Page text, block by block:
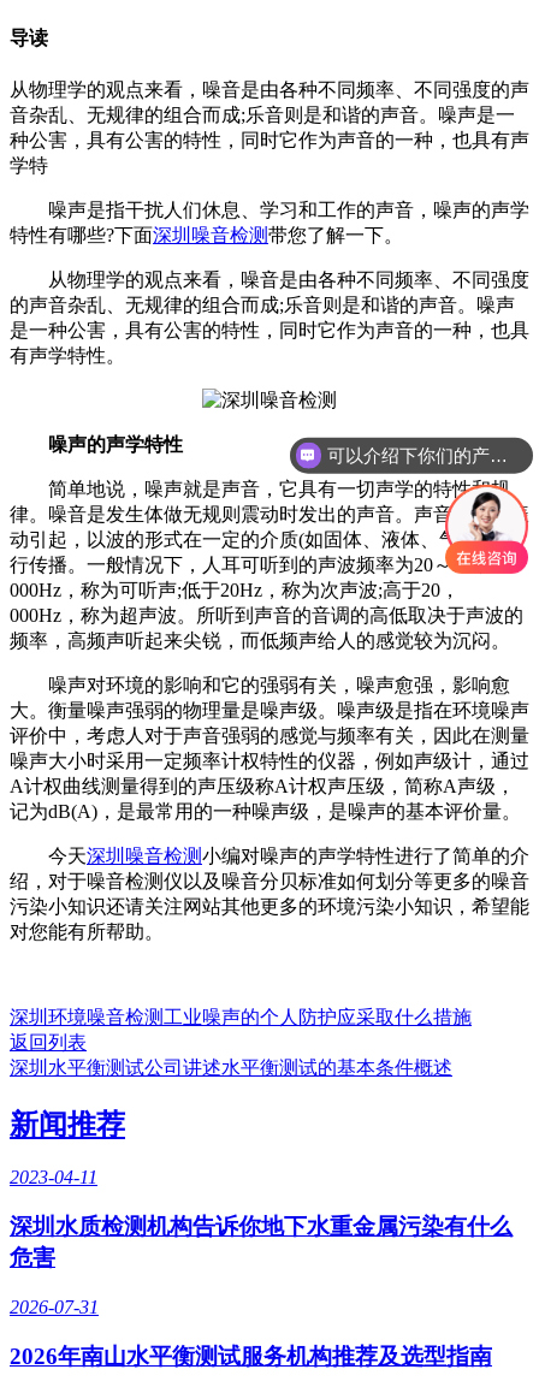
导读
从物理学的观点来看，噪音是由各种不同频率、不同强度的声
音杂乱、无规律的组合而成;乐音则是和谐的声音。噪声是一
种公害，具有公害的特性，同时它作为声音的一种，也具有声
学特
噪声是指干扰人们休息、学习和工作的声音，噪声的声学
特性有哪些?下面深圳噪音检测带您了解一下。
从物理学的观点来看，噪音是由各种不同频率、不同强度
的声音杂乱、无规律的组合而成;乐音则是和谐的声音。噪声
是一种公害，具有公害的特性，同时它作为声音的一种，也具
有声学特性。
噪声的声学特性
简单地说，噪声就是声音，它具有一切声学的特性和规
律。噪音是发生体做无规则震动时发出的声音。声音由物体振
动引起，以波的形式在一定的介质(如固体、液体、气体)中进
行传播。一般情况下，人耳可听到的声波频率为20～20，
000Hz，称为可听声;低于20Hz，称为次声波;高于20，
000Hz，称为超声波。所听到声音的音调的高低取决于声波的
频率，高频声听起来尖锐，而低频声给人的感觉较为沉闷。
噪声对环境的影响和它的强弱有关，噪声愈强，影响愈
大。衡量噪声强弱的物理量是噪声级。噪声级是指在环境噪声
评价中，考虑人对于声音强弱的感觉与频率有关，因此在测量
噪声大小时采用一定频率计权特性的仪器，例如声级计，通过
A计权曲线测量得到的声压级称A计权声压级，简称A声级，
记为dB(A)，是最常用的一种噪声级，是噪声的基本评价量。
今天深圳噪音检测小编对噪声的声学特性进行了简单的介
绍，对于噪音检测仪以及噪音分贝标准如何划分等更多的噪音
污染小知识还请关注网站其他更多的环境污染小知识，希望能
对您能有所帮助。
深圳环境噪音检测工业噪声的个人防护应采取什么措施
返回列表
深圳水平衡测试公司讲述水平衡测试的基本条件概述
新闻推荐
2023-04-11
深圳水质检测机构告诉你地下水重金属污染有什么
危害
2026-07-31
2026年南山水平衡测试服务机构推荐及选型指南
可以介绍下你们的产品么